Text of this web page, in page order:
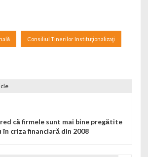
Consiliul Tinerilor Instituţionalizaţi
că firmele sunt mai bine pregătite
în criza financiară din 2008